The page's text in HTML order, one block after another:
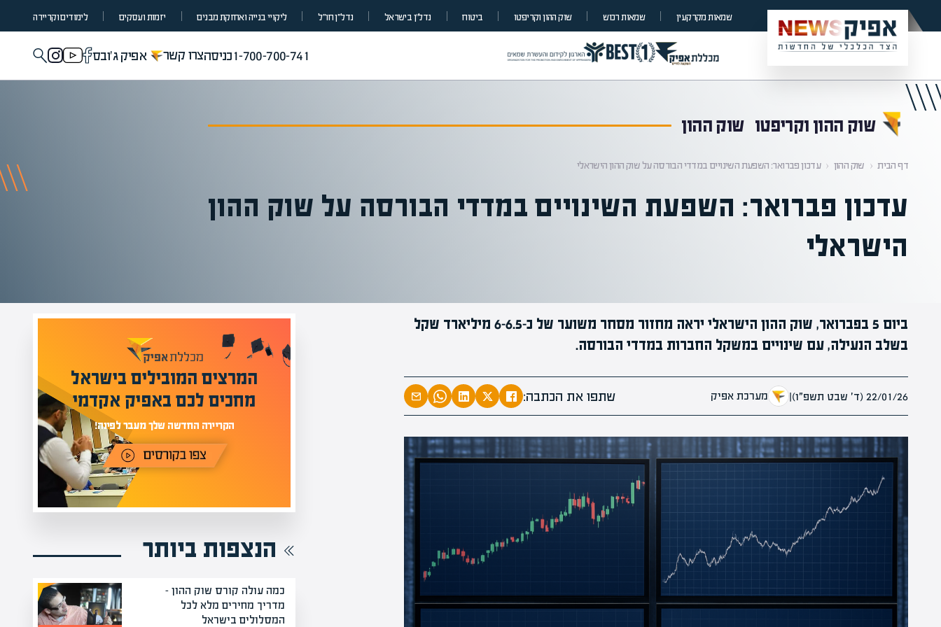
שמאות מקרקעין שמאות רכוש שוק ההון וקריפטו ביטוח נדל”ן בישראל נדל״ן חו״ל ליקויי בנייה ואחזקת מבנים יזמות ועסקים לימודים וקריירה
1-700-700-741כניסהצרו קשר אפיק ג'ובס
שוק ההון וקריפטו שוק ההון
דף הבית ‹ שוק ההון ‹ עדכון פברואר: השפעת השינויים במדדי הבורסה על שוק ההון הישראלי
עדכון פברואר: השפעת השינויים במדדי הבורסה על שוק ההון
הישראלי
ביום 5 בפברואר, שוק ההון הישראלי יראה מחזור מסחר משוער של כ-6-6.5 מיליארד שקל
בשלב הנעילה, עם שינויים במשקל החברות במדדי הבורסה.
22/01/26 (ד׳ שבט תשפ״ו) | מערכת אפיק שתפו את הכתבה:
המרצים המובילים בישראל
מחכים לכם באפיק אקדמי
מומחים בהערכת שווי
מעל 1000 מומחים
בהערכות שווי
מחכים לכם באתר
הנצפות ביותר
כמה עולה קורס שוק ההון –
מדריך מחירים מלא לכל
המסלולים בישראל